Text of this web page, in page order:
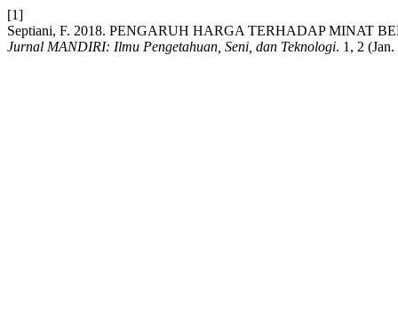
[1]
Septiani, F. 2018. PENGARUH HARGA TERHADAP MINAT
Jurnal MANDIRI: Ilmu Pengetahuan, Seni, dan Teknologi. 1, 2